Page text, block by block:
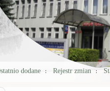
dodane Rejestr zmian